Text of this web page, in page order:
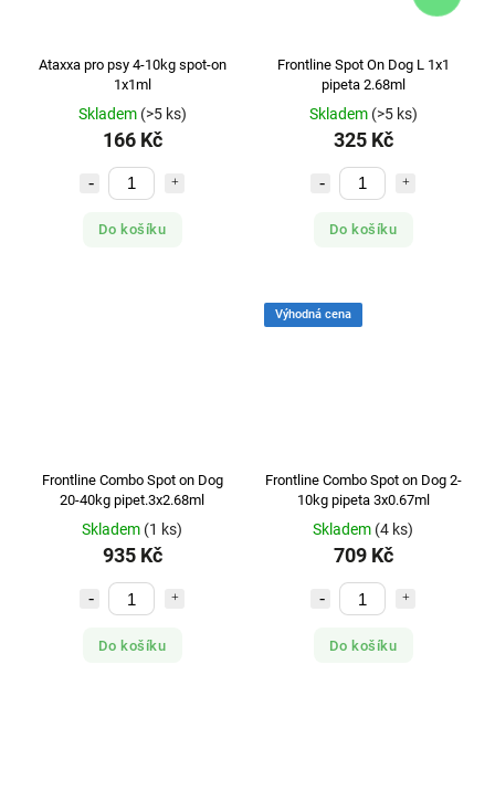
Ataxxa pro psy 4-10kg spot-on
1x1ml
Skladem (>5 ks)
166 Kč
Do košíku
Frontline Spot On Dog L 1x1
pipeta 2.68ml
Skladem (>5 ks)
325 Kč
Do košíku
Frontline Combo Spot on Dog
20-40kg pipet.3x2.68ml
Skladem (1 ks)
935 Kč
Do košíku
Výhodná cena
Frontline Combo Spot on Dog 2-
10kg pipeta 3x0.67ml
Skladem (4 ks)
709 Kč
Do košíku